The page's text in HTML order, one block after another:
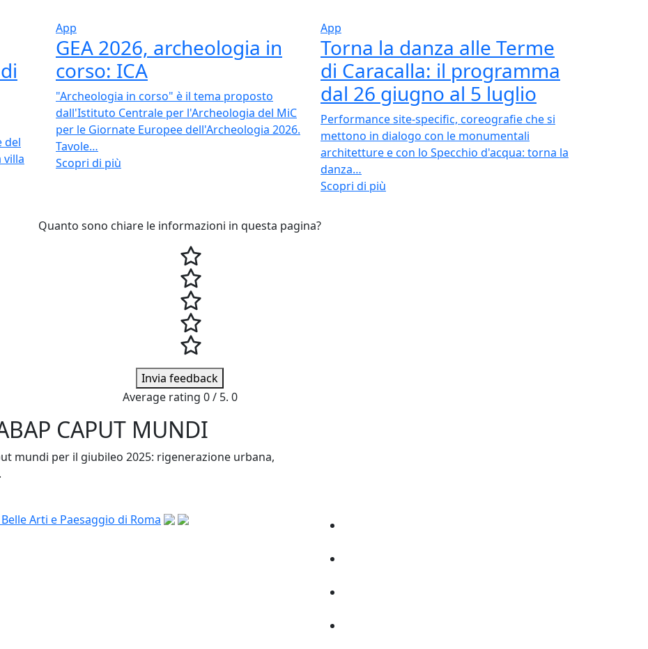
del
villa
App
GEA 2026, archeologia in
corso: ICA
"Archeologia in corso" è il tema proposto
dall'Istituto Centrale per l'Archeologia del MiC
per le Giornate Europee dell'Archeologia 2026.
Tavole…
Scopri di più
App
Torna la danza alle Terme
di Caracalla: il programma
dal 26 giugno al 5 luglio
Performance site-specific, coreografie che si
mettono in dialogo con le monumentali
architetture e con lo Specchio d'acqua: torna la
danza…
Scopri di più
Quanto sono chiare le informazioni in questa pagina?
Invia feedback
Average rating 0/ 5. 0
CAPUT MUNDI
mundi per il giubileo 2025: rigenerazione urbana,